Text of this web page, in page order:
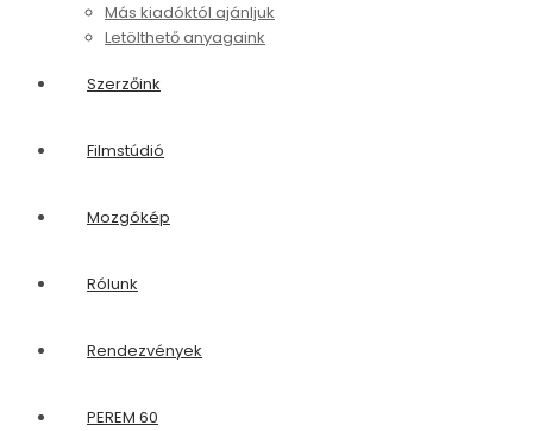
Más kiadóktól ajánljuk
Letölthető anyagaink
Szerzőink
Filmstúdió
Mozgókép
Rólunk
Rendezvények
PEREM 60